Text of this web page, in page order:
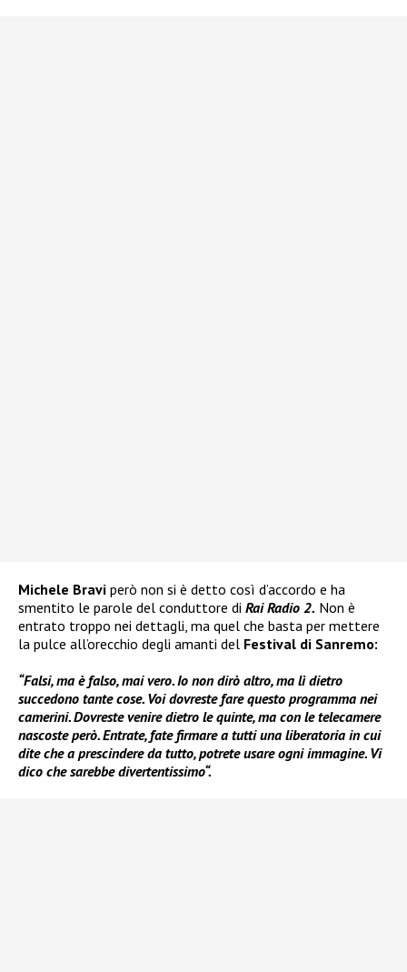
Michele Bravi però non si è detto così d’accordo e ha
smentito le parole del conduttore di Rai Radio 2. Non è
entrato troppo nei dettagli, ma quel che basta per mettere
la pulce all’orecchio degli amanti del Festival di Sanremo:
“Falsi, ma è falso, mai vero. Io non dirò altro, ma lì dietro
succedono tante cose. Voi dovreste fare questo programma nei
camerini. Dovreste venire dietro le quinte, ma con le telecamere
nascoste però. Entrate, fate firmare a tutti una liberatoria in cui
dite che a prescindere da tutto, potrete usare ogni immagine. Vi
dico che sarebbe divertentissimo“.